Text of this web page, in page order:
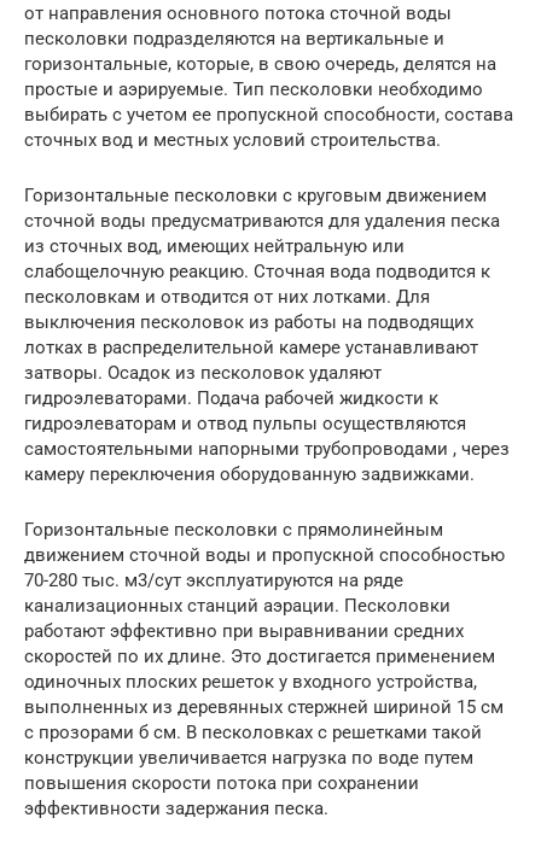
от направления основного потока сточной воды
песколовки подразделяются на вертикальные и
горизонтальные, которые, в свою очередь, делятся на
простые и аэрируемые. Тип песколовки необходимо
выбирать с учетом ее пропускной способности, состава
сточных вод и местных условий строительства.
Горизонтальные песколовки с круговым движением
сточной воды предусматриваются для удаления песка
из сточных вод, имеющих нейтральную или
слабощелочную реакцию. Сточная вода подводится к
песколовкам и отводится от них лотками. Для
выключения песколовок из работы на подводящих
лотках в распределительной камере устанавливают
затворы. Осадок из песколовок удаляют
гидроэлеваторами. Подача рабочей жидкости к
гидроэлеваторам и отвод пульпы осуществляются
самостоятельными напорными трубопроводами , через
камеру переключения оборудованную задвижками.
Горизонтальные песколовки с прямолинейным
движением сточной воды и пропускной способностью
70-280 тыс. м3/сут эксплуатируются на ряде
канализационных станций аэрации. Песколовки
работают эффективно при выравнивании средних
скоростей по их длине. Это достигается применением
одиночных плоских решеток у входного устройства,
выполненных из деревянных стержней шириной 15 см
с прозорами б см. В песколовках с решетками такой
конструкции увеличивается нагрузка по воде путем
повышения скорости потока при сохранении
эффективности задержания песка.